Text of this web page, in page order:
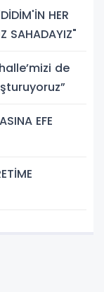
HER
SAHADAYIZ"
de
EFE